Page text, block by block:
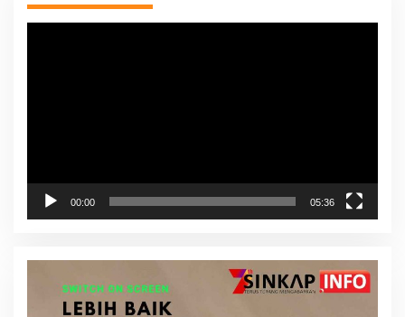
00:00 05:36